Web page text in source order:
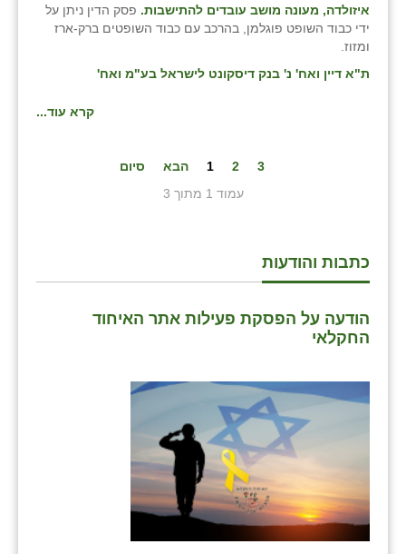
איזולדה, מעונה מושב עובדים להתישבות. פסק הדין ניתן על
ידי כבוד השופט פוגלמן, בהרכב עם כבוד השופטים ברק-ארז
ומזוז.
ת"א דיין ואח' נ' בנק דיסקונט לישראל בע"מ ואח'
קרא עוד...
1 2 3 הבא
סיום
עמוד 1 מתוך 3
כתבות והודעות
הודעה על הפסקת פעילות אתר האיחוד
החקלאי